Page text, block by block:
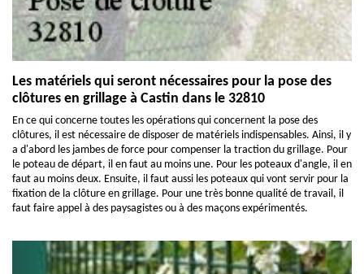
Les matériels qui seront nécessaires pour la pose des
clôtures en grillage à Castin dans le 32810
En ce qui concerne toutes les opérations qui concernent la pose des
clôtures, il est nécessaire de disposer de matériels indispensables. Ainsi, il y
a d'abord les jambes de force pour compenser la traction du grillage. Pour
le poteau de départ, il en faut au moins une. Pour les poteaux d'angle, il en
faut au moins deux. Ensuite, il faut aussi les poteaux qui vont servir pour la
fixation de la clôture en grillage. Pour une très bonne qualité de travail, il
faut faire appel à des paysagistes ou à des maçons expérimentés.